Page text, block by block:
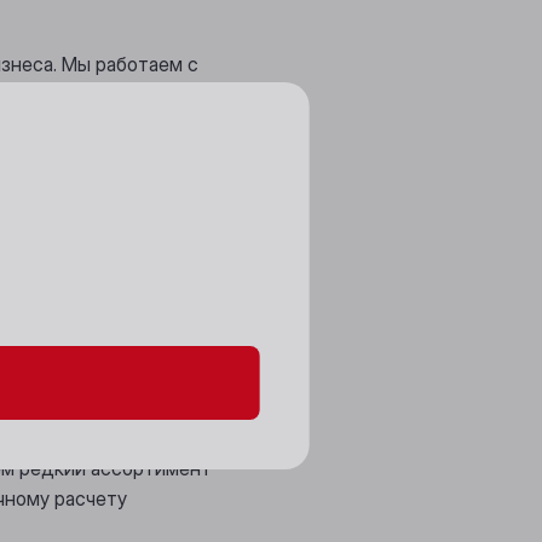
Мы работаем с
и организациями,
сервис.
редкий ассортимент
расчету